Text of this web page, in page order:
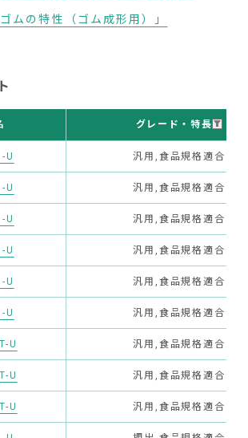
ムの特性（ゴム成形用）」
グレード・特長
U 汎用,食品規格適合
U 汎用,食品規格適合
U 汎用,食品規格適合
U 汎用,食品規格適合
U 汎用,食品規格適合
U 汎用,食品規格適合
U 汎用,食品規格適合
U 汎用,食品規格適合
U 汎用,食品規格適合